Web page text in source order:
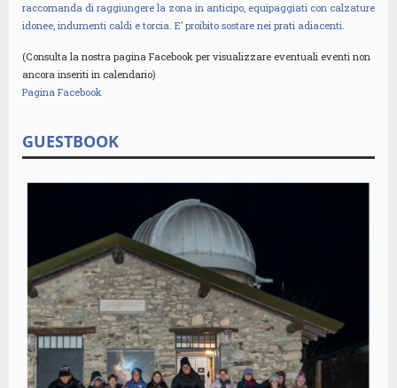
raccomanda di raggiungere la zona in anticipo, equipaggiati con calzature
idonee, indumenti caldi e torcia. E’ proibito sostare nei prati adiacenti.
(Consulta la nostra pagina Facebook per visualizzare eventuali eventi non
ancora inseriti in calendario)
Pagina Facebook
GUESTBOOK